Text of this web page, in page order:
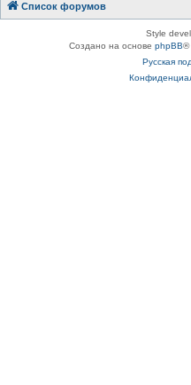
Список форумов
Style
Создано на основе phpBB®
Русская